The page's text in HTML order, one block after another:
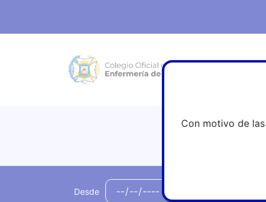
Desde
Con motivo de